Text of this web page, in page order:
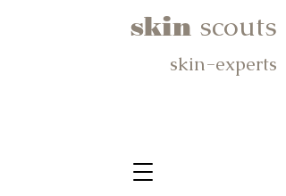
skin scouts
skin-experts